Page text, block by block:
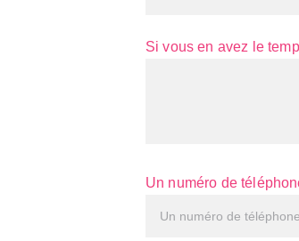
Si vous en avez le
Un numéro de